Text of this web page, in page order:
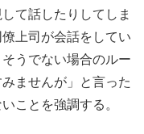
て話したりしてしま
上司が会話をしてい
うでない場合のルー
ませんが」と言った
ことを強調する。